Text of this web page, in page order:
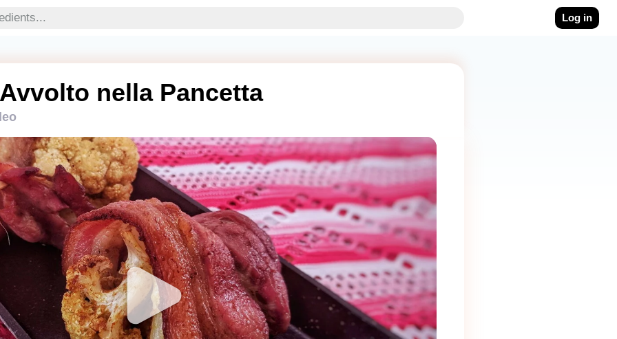
Log in
nella Pancetta